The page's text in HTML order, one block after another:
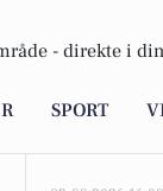
- direkte i
SPORT